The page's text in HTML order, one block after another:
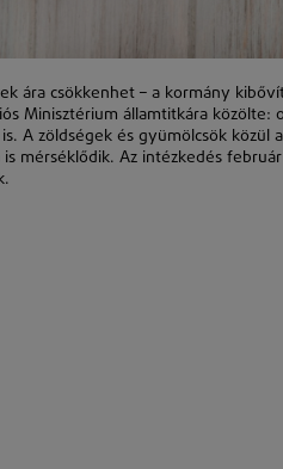
ára csökkenhet – a kormány
Minisztérium államtitkára
A zöldségek és gyümölcsök közül
is mérséklődik. Az intézkedés